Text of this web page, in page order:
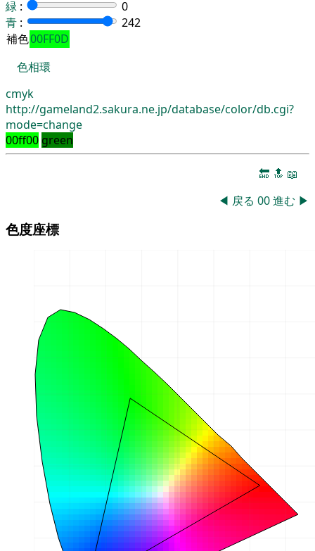
緑 :
0
青 :
242
補色00FF0D
色相環
cmyk
http://gameland2.sakura.ne.jp/database/color/db.cgi?
mode=change
00ff00 green
🔚 🔝 📖
◀ 戻る 00進む ▶
色度座標